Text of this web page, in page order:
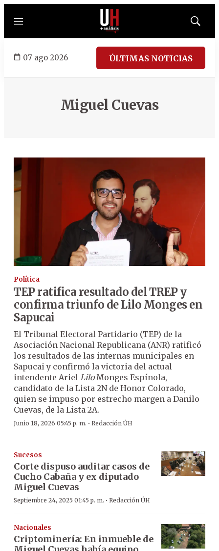
Menú
Mostrar
07 ago 2026 ÚLTIMAS NOTICIAS
Miguel Cuevas
Política
TEP ratifica resultado del TREP y
confirma triunfo de Lilo Monges en
Sapucai
El Tribunal Electoral Partidario (TEP) de la
Asociación Nacional Republicana (ANR) ratificó
los resultados de las internas municipales en
Sapucai y confirmó la victoria del actual
intendente Ariel LiloMonges Espínola,
candidato de la Lista 2N de Honor Colorado,
quien se impuso por estrecho margen a Danilo
Cuevas, de la Lista 2A.
Junio 18, 2026 05:45 p. m. · Redacción ÚH
Sucesos
Corte dispuso auditar casos de
Cucho Cabaña y ex diputado
Miguel Cuevas
Septiembre 24, 2025 01:45 p. m. · Redacción ÚH
Nacionales
Criptominería: En inmueble de